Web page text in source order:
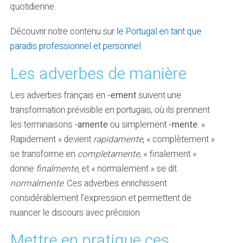
quotidienne.
Découvrir notre contenu surle Portugal en tant que
paradis professionnel et personnel
Les adverbes de manière
Les adverbes français en -ementsuivent une
transformation prévisible en portugais, où ils prennent
les terminaisons -amente ou simplement -mente. «
Rapidement » devient rapidamente, « complètement »
se transforme en completamente, « finalement »
donne finalmente, et « normalement » se dit
normalmente. Ces adverbes enrichissent
considérablement l’expression et permettent de
nuancer le discours avec précision.